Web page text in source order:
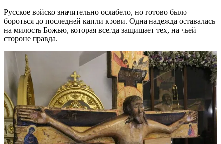
Русское войско значительно ослабело, но готово было
бороться до последней капли крови. Одна надежда оставалась
на милость Божью, которая всегда защищает тех, на чьей
стороне правда.